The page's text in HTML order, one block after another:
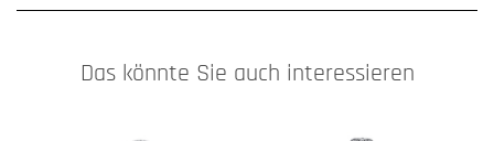
Das könnte Sie auch interessieren